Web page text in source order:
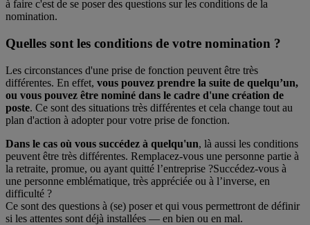
à faire c'est de se poser des questions sur les conditions de la
nomination.
Quelles sont les conditions de votre nomination ?
Les circonstances d'une prise de fonction peuvent être très
différentes. En effet, vous pouvez prendre la suite de quelqu’un,
ou vous pouvez être nominé dans le cadre d'une création de
poste. Ce sont des situations très différentes et cela change tout au
plan d'action à adopter pour votre prise de fonction.
Dans le cas où vous succédez à quelqu'un, là aussi les conditions
peuvent être très différentes. Remplacez-vous une personne partie à
la retraite, promue, ou ayant quitté l’entreprise ?Succédez-vous à
une personne emblématique, très appréciée ou à l’inverse, en
difficulté ?
Ce sont des questions à (se) poser et qui vous permettront de définir
si les attentes sont déjà installées — en bien ou en mal.